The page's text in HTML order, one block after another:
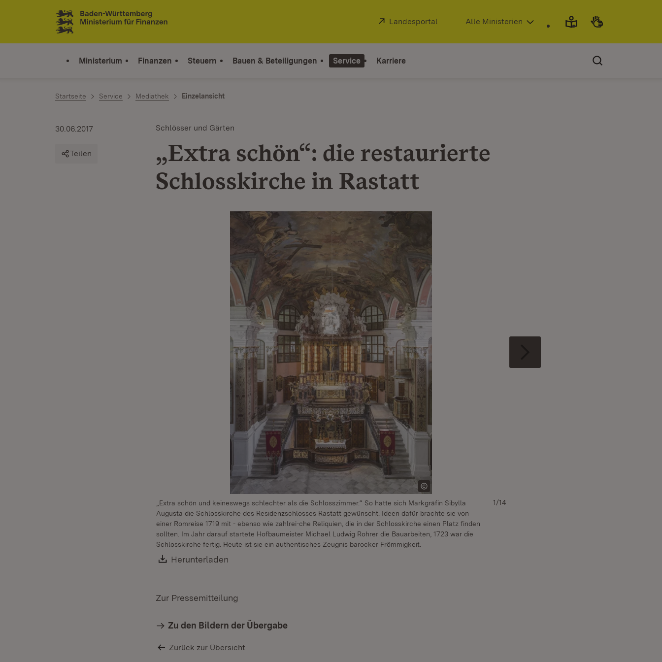
Zum Inhalt springen
Link zur Startseite
Extern:
Landesportal (Öffnet in neuem Fenster)
Alle Ministerien
Ministerium Finanzen Steuern Bauen & Beteiligungen Service Karriere
Startseite Service Mediathek Einzelansicht
Schlösser und Gärten
„Extra schön“: die restaurierte
Schlosskirche in Rastatt
30.06.2017
Teilen
„Extra schön und keineswegs schlechter als die Schlosszimmer.“ So hatte sich Markgräfin Sibylla
Augusta die Schlosskirche des Residenzschlosses Rastatt gewünscht. Ideen dafür brachte sie von
einer Romreise 1719 mit - ebenso wie zahlrei-che Reliquien, die in der Schlosskirche einen Platz finden
sollten. Im Jahr darauf startete Hofbaumeister Michael Ludwig Rohrer die Bauarbeiten, 1723 war die
Schlosskirche fertig. Heute ist sie ein authentisches Zeugnis barocker Frömmigkeit.
Download:
Herunterladen
1/14
Zur Pressemitteilung
Zu den Bildern der Übergabe
Zurück zur Übersicht